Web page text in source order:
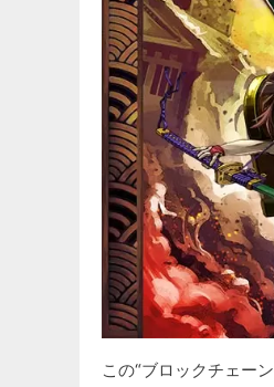
この“ブロックチェー